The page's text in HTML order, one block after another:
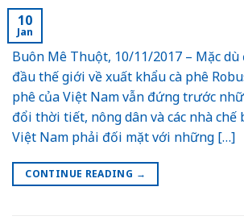
10
Jan
Buôn Mê Thuột, 10/11/2017 – Mặc
đầu thế giới về xuất khẩu cà phê
phê của Việt Nam vẫn đứng trước
đổi thời tiết, nông dân và các nhà chế
Việt Nam phải đối mặt với những […]
CONTINUE READING →